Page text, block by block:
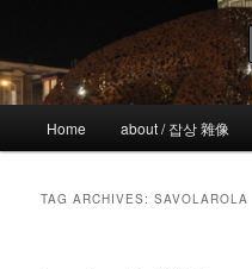
primary
content
secondary
content!wicked
the more I see the less I know
Home about / 잡상 雜像
TAG ARCHIVES:SAVOLAROLA